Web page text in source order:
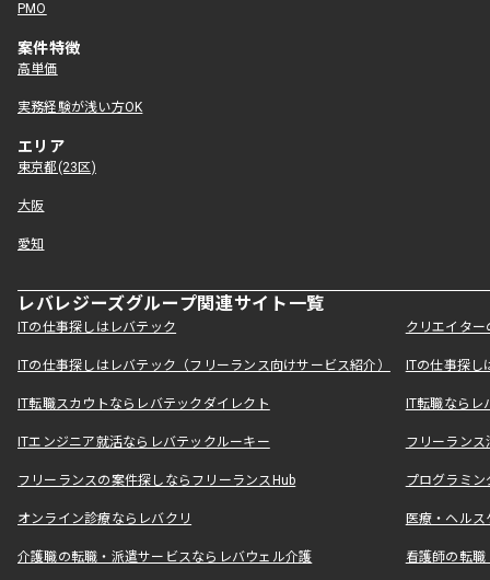
PMO
案件特徴
高単価
実務経験が浅い方OK
エリア
東京都(23区)
大阪
愛知
レバレジーズグループ関連サイト一覧
ITの仕事探しはレバテック クリエイタ
ITの仕事探しはレバテック（フリーランス向けサービス紹介） ITの仕事探
IT転職スカウトならレバテックダイレクト IT転職なら
ITエンジニア就活ならレバテックルーキー フリーラン
フリーランスの案件探しならフリーランスHub プログラミ
オンライン診療ならレバクリ 医療・ヘル
介護職の転職・派遣サービスならレバウェル介護 看護師の転